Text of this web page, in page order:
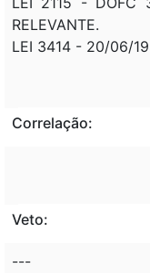
RELEVANTE.
LEI 3414 - 20/06/
Correlação:
Veto:
---